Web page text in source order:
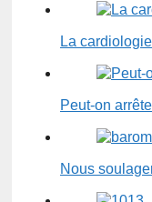
La
Peut-on
Nous